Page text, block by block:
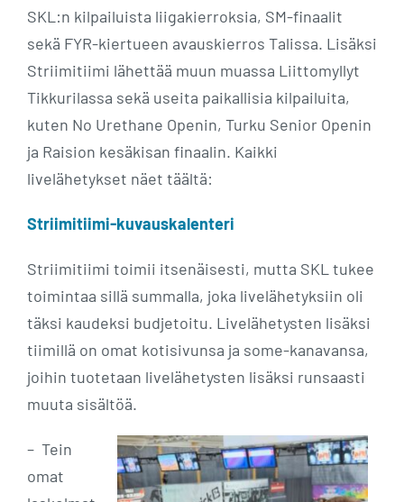
SKL:n kilpailuista liigakierroksia, SM-finaalit
sekä FYR-kiertueen avauskierros Talissa. Lisäksi
Striimitiimi lähettää muun muassa Liittomyllyt
Tikkurilassa sekä useita paikallisia kilpailuita,
kuten No Urethane Openin, Turku Senior Openin
ja Raision kesäkisan finaalin. Kaikki
livelähetykset näet täältä:
Striimitiimi-kuvauskalenteri
Striimitiimi toimii itsenäisesti, mutta SKL tukee
toimintaa sillä summalla, joka livelähetyksiin oli
täksi kaudeksi budjetoitu. Livelähetysten lisäksi
tiimillä on omat kotisivunsa ja some-kanavansa,
joihin tuotetaan livelähetysten lisäksi runsaasti
muuta sisältöä.
– Tein
omat